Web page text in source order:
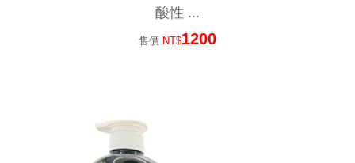
酸性 ...
售價 NT$1200